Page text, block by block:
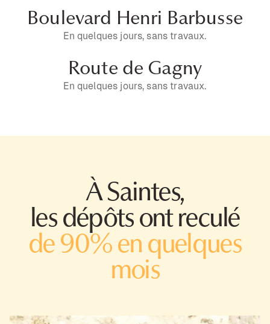
Boulevard Henri Barbusse
En quelques jours, sans travaux.
Route de Gagny
En quelques jours, sans travaux.
À Saintes,
les dépôts ont reculé
de 90% en quelques
mois